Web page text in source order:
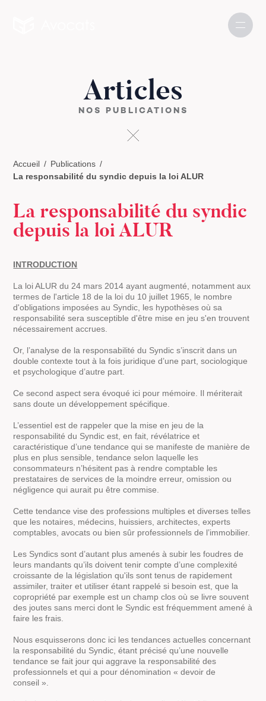
Articles
NOS PUBLICATIONS
Accueil
Publications
La responsabilité du syndic depuis la loi ALUR
La responsabilité du syndic
depuis la loi ALUR
INTRODUCTION
La loi ALUR du 24 mars 2014 ayant augmenté, notamment aux
termes de l'article 18 de la loi du 10 juillet 1965, le nombre
d'obligations imposées au Syndic, les hypothèses où sa
responsabilité sera susceptible d'être mise en jeu s'en trouvent
nécessairement accrues.
Or, l’analyse de la responsabilité du Syndic s’inscrit dans un
double contexte tout à la fois juridique d’une part, sociologique
et psychologique d’autre part.
Ce second aspect sera évoqué ici pour mémoire. Il mériterait
sans doute un développement spécifique.
L’essentiel est de rappeler que la mise en jeu de la
responsabilité du Syndic est, en fait, révélatrice et
caractéristique d’une tendance qui se manifeste de manière de
plus en plus sensible, tendance selon laquelle les
consommateurs n’hésitent pas à rendre comptable les
prestataires de services de la moindre erreur, omission ou
négligence qui aurait pu être commise.
Cette tendance vise des professions multiples et diverses telles
que les notaires, médecins, huissiers, architectes, experts
comptables, avocats ou bien sûr professionnels de l’immobilier.
Les Syndics sont d’autant plus amenés à subir les foudres de
leurs mandants qu’ils doivent tenir compte d’une complexité
croissante de la législation qu'ils sont tenus de rapidement
assimiler, traiter et utiliser étant rappelé si besoin est, que la
copropriété par exemple est un champ clos où se livre souvent
des joutes sans merci dont le Syndic est fréquemment amené à
faire les frais.
Nous esquisserons donc ici les tendances actuelles concernant
la responsabilité du Syndic, étant précisé qu’une nouvelle
tendance se fait jour qui aggrave la responsabilité des
professionnels et qui a pour dénomination « devoir de
conseil ».